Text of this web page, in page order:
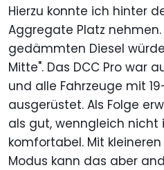
Hierzu konnte ich hinter
Aggregate Platz
gedämmten Diesel
Mitte". Das DCC Pro war
und alle Fahrzeuge mit
ausgerüstet. Als Folge
als gut, wenngleich nicht
komfortabel. Mit
Modus kann das aber